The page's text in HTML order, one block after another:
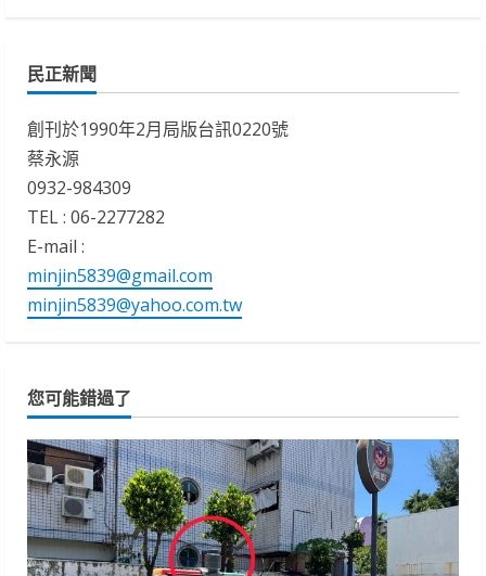
民正新聞
創刊於1990年2月局版台訊0220號
蔡永源
0932-984309
TEL : 06-2277282
E-mail :
minjin5839@gmail.com
minjin5839@yahoo.com.tw
您可能錯過了